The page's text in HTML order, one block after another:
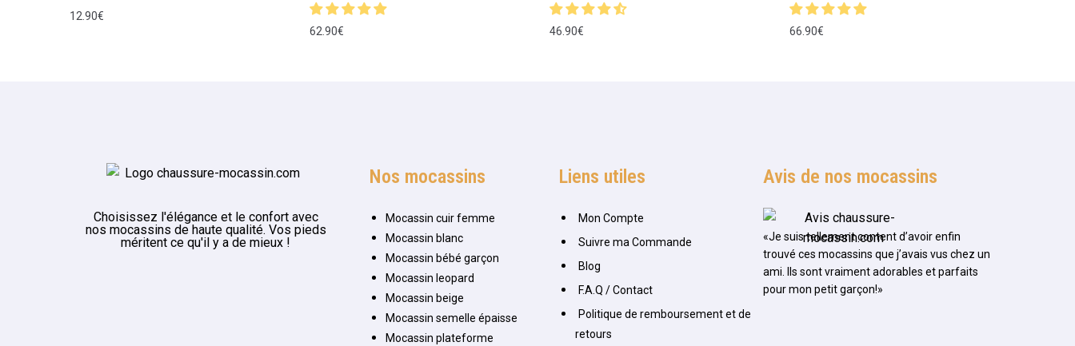
12.90€
62.90€ 46.90€ 66.90€
Choisissez l'élégance et le confort avec
nos mocassins de haute qualité. Vos pieds
méritent ce qu'il y a de mieux !
Nos mocassins
Mocassin cuir femme
Mocassin blanc
Mocassin bébé garçon
Mocassin leopard
Mocassin beige
Mocassin semelle épaisse
Mocassin plateforme
Liens utiles
Mon Compte
Suivre ma Commande
Blog
F.A.Q / Contact
Politique de remboursement et de
retours
Avis de nos mocassins
«Je suis tellement content d’avoir enfin
trouvé ces mocassins que j’avais vus chez un
ami. Ils sont vraiment adorables et parfaits
pour mon petit garçon!»